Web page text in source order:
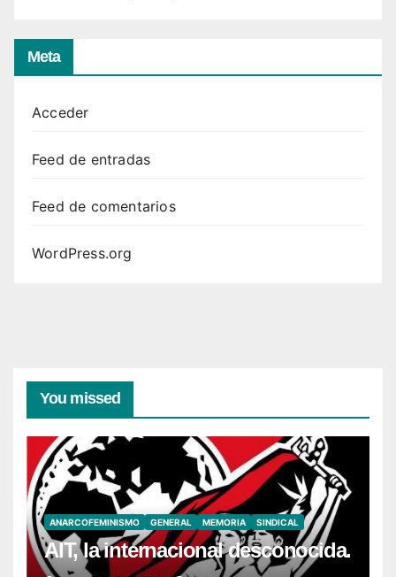
Meta
Acceder
Feed de entradas
Feed de comentarios
WordPress.org
You missed
ANARCOFEMINISMO GENERAL MEMORIA SINDICAL
AIT, la internacional desconocida.